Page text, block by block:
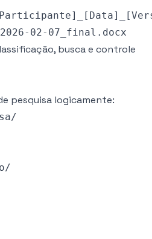
02-07_final.docx
busca e controle
pesquisa logicamente: